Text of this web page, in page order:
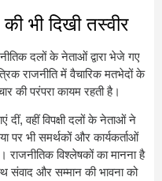
की भी दिखी तस्वीर
दलों के नेताओं द्वारा भेजे गए
राजनीति में वैचारिक मतभेदों के
की परंपरा कायम रहती है।
वहीं विपक्षी दलों के नेताओं ने
पर भी समर्थकों और कार्यकर्ताओं
विश्लेषकों का मानना है
और सम्मान की भावना को